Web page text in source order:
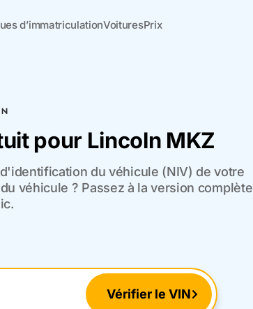
d’immatriculationVoituresPrix
pour Lincoln MKZ
du véhicule (NIV) de votre
véhicule ? Passez à la version complète
Vérifier le VIN